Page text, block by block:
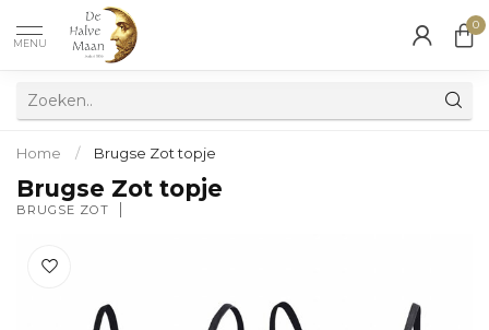
MENU
0
Home / Brugse Zot topje
Brugse Zot topje
BRUGSE ZOT